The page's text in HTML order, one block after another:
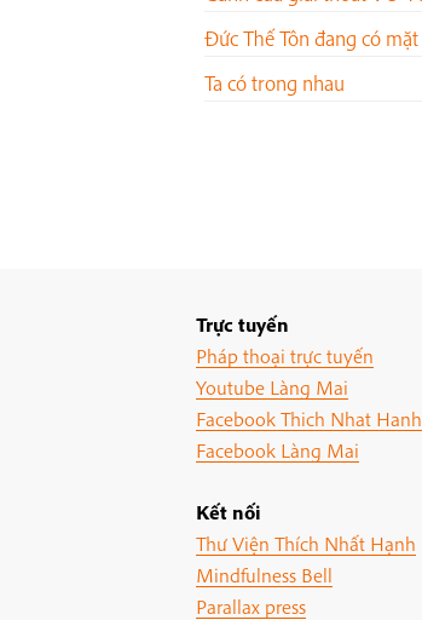
Đức Thế Tôn đang có mặt
Ta có trong nhau
Trực tuyến
Pháp thoại trực tuyến
Youtube Làng Mai
Facebook Thich Nhat Hanh
Facebook Làng Mai
Kết nối
Thư Viện Thích Nhất Hạnh
Mindfulness Bell
Parallax press